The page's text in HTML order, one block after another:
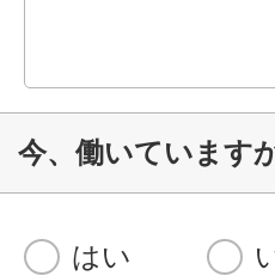
今、働いています
はい